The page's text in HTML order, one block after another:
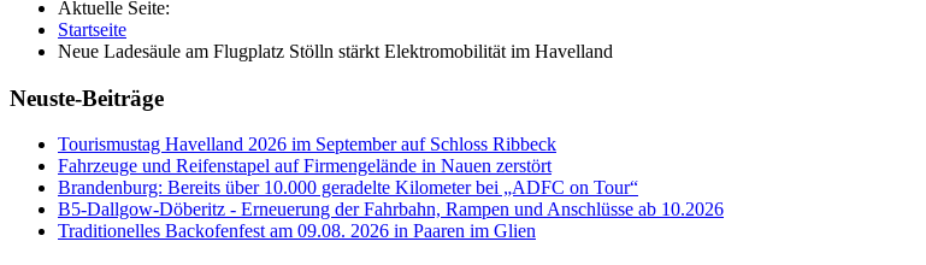
Aktuelle Seite:
Startseite
Neue Ladesäule am Flugplatz Stölln stärkt Elektromobilität im Havelland
Neuste-Beiträge
Tourismustag Havelland 2026 im September auf Schloss Ribbeck
Fahrzeuge und Reifenstapel auf Firmengelände in Nauen zerstört
Brandenburg: Bereits über 10.000 geradelte Kilometer bei „ADFC on Tour“
B5-Dallgow-Döberitz - Erneuerung der Fahrbahn, Rampen und Anschlüsse ab 10.2026
Traditionelles Backofenfest am 09.08. 2026 in Paaren im Glien